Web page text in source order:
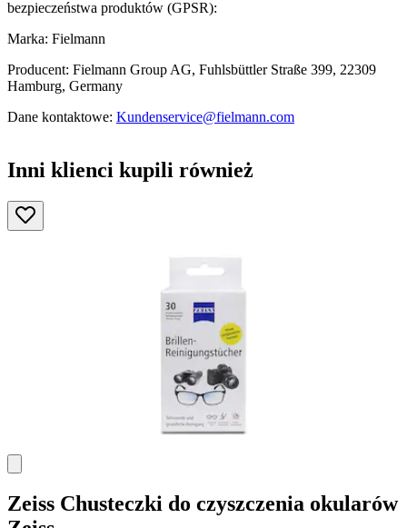
bezpieczeństwa produktów (GPSR):
Marka: Fielmann
Producent: Fielmann Group AG, Fuhlsbüttler Straße 399, 22309
Hamburg, Germany
Dane kontaktowe: Kundenservice@fielmann.com
Inni klienci kupili również
Zeiss Chusteczki do czyszczenia okularów